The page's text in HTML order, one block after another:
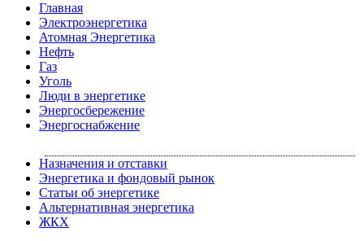
Главная
Электроэнергетика
Атомная Энергетика
Нефть
Газ
Уголь
Люди в энергетике
Энергосбережение
Энергоснабжение
Назначения и отставки
Энергетика и фондовый рынок
Статьи об энергетике
Альтернативная энергетика
ЖКХ